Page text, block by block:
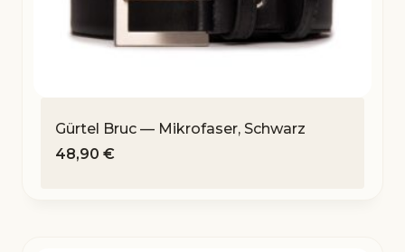
Gürtel Bruc — Mikrofaser, Schwarz
48,90 €